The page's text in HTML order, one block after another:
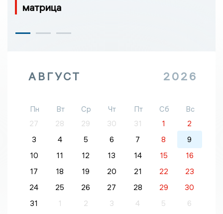
матрица
АВГУСТ 2026
Пн Вт Ср Чт Пт Сб
Вс
27
28 29 30 31 1
2
3
4 5 6 7 8
9
10
11 12 13 14 15
16
17
18 19 20 21 22
23
24
25 26 27 28 29
30
31
1 2 3 4 5 6